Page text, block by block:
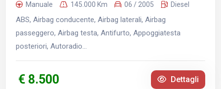
Manuale 145.000 Km 06 / 2005 Diesel
ABS, Airbag conducente, Airbag laterali, Airbag
passeggero, Airbag testa, Antifurto, Appoggiatesta
posteriori, Autoradio...
€ 8.500 Dettagli